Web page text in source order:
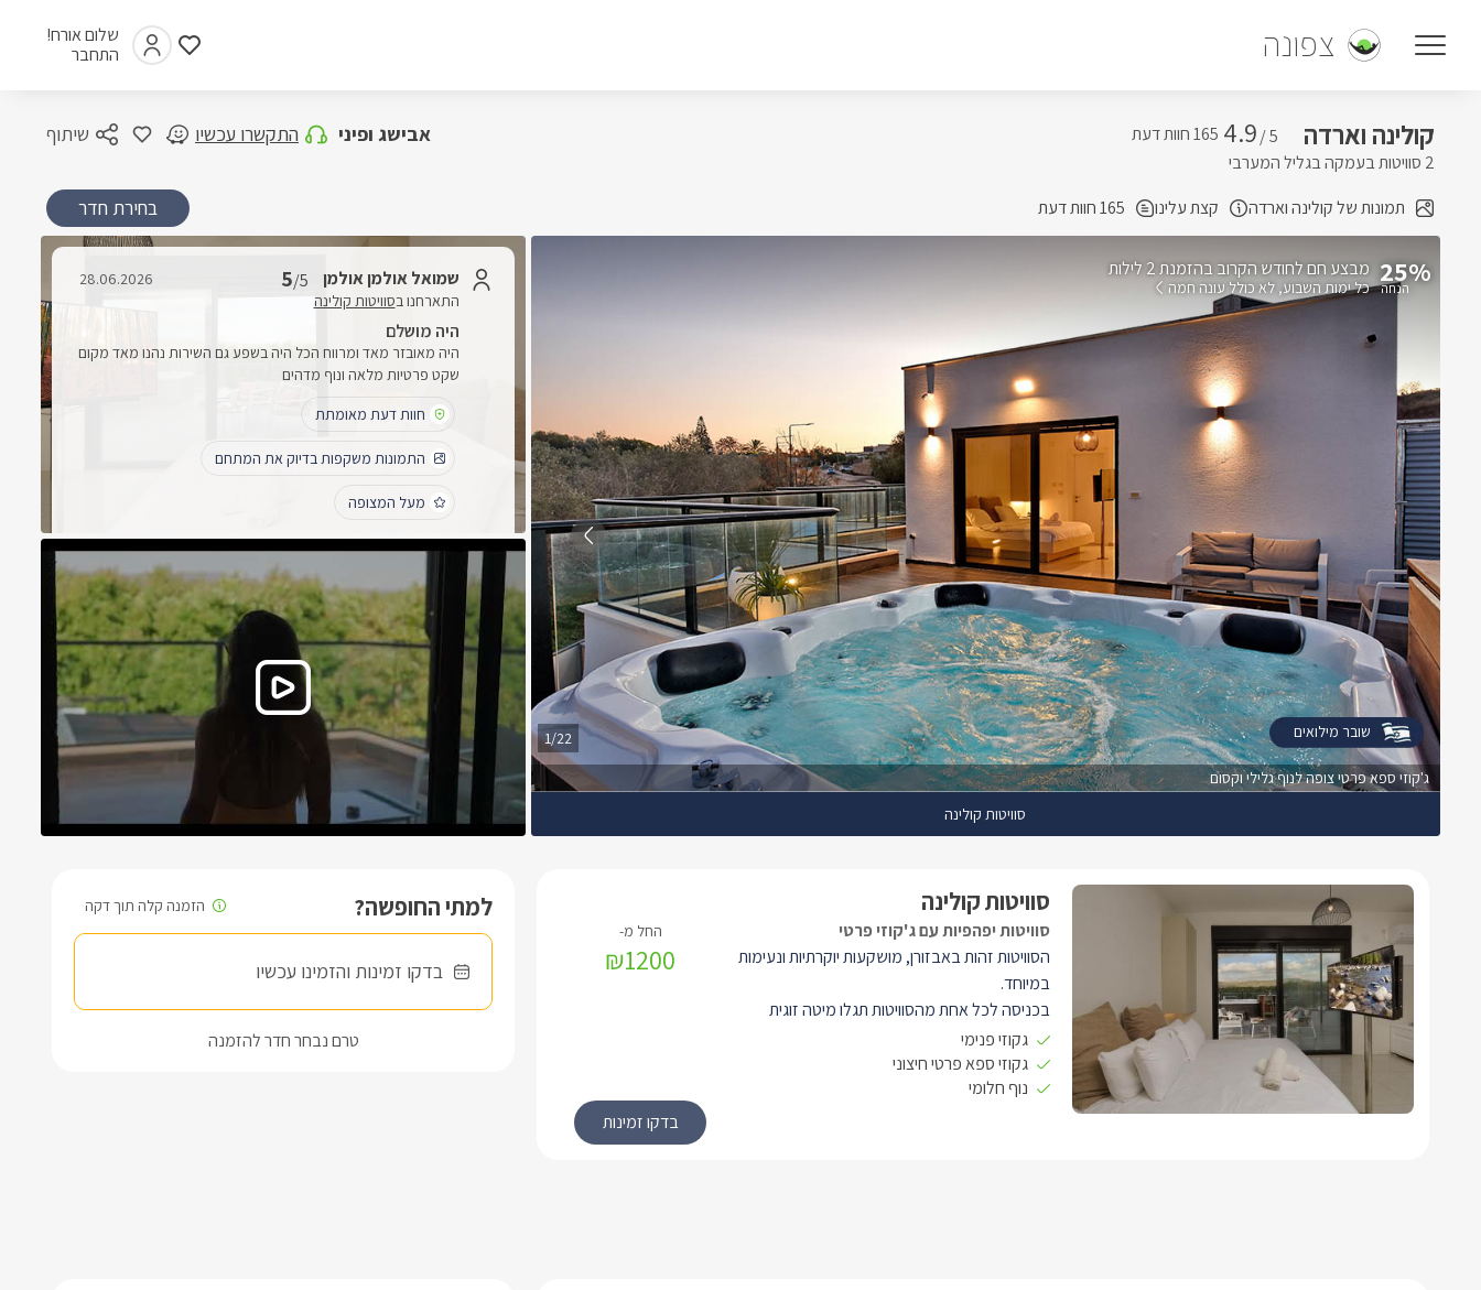
צפונה
שלום אורח!
התחבר
קולינה וארדה 5 /
4.9
2 סוויטות בעמקה בגליל המערבי
תמונות של קולינה וארדה
קצת עלינו 165 חוות דעת
שיתוף אבישג ופיני התקשרו עכשיו
בחירת חדר
ג'קוזי ספא פרטי צופה לנוף גלילי וקסום
1/22
סוויטות קולינה
25% בהזמנת 2 לילות
כל ימות השבוע לא כולל עונה חמה שמואל אולמן אולמן 5/5
התארחנו בסוויטות קולינה
28.06.2026
היה מושלם
היה מאובזר מאד ומרווח הכל היה בשפע גם השירות נהנו מאד מקום
שקט פרטיות מלאה ונוף מדהים
חוות דעת מאומתת
התמונות משקפות בדיוק את המתחם
מעל המצופה
לכל החוות דעת
שובר מילואים
למתי החופשה?
בדקו זמינות והזמינו עכשיו
טרם נבחר חדר להזמנה
סוויטות קולינה
סוויטות יפהפיות עם ג'קוזי פרטי
הסוויטות זהות באבזורן, מושקעות יוקרתיות ונעימות
במיוחד.
בכניסה לכל אחת מהסוויטות תגלו מיטה זוגית
איכותית במיוחד, מוצעת במצעים איכותיים ורכים.
לצידה שידות בגוונים בהירים, עם ארונות לאחסון
החפצים האישיים שלכם. שם גם תוכלו להדליק
גקוזי פנימי
גקוזי ספא פרטי חיצוני
נוף חלומי
₪1200